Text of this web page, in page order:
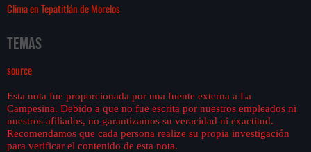
Clima en Tepatitlán de Morelos
Temas
source
Esta nota fue proporcionada por una fuente externa a La
Campesina. Debido a que no fue escrita por nuestros empleados ni
nuestros afiliados, no garantizamos su veracidad ni exactitud.
Recomendamos que cada persona realize su propia investigación
para verificar el contenido de esta nota.